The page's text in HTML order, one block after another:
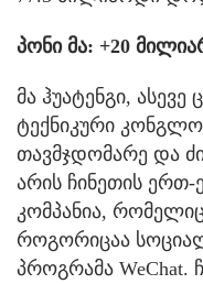
პონი მა: +20
მა ჰუატენგი,
ტექნიკური
თავმჯდომარე და
არის ჩინეთის
კომპანია,
როგორიცაა
პროგრამა WeChat.